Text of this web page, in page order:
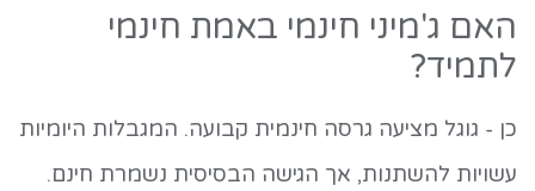
האם ג'מיני חינמי באמת חינמי
לתמיד?
כן - גוגל מציעה גרסה חינמית קבועה. המגבלות היומיות
עשויות להשתנות, אך הגישה הבסיסית נשמרת חינם.